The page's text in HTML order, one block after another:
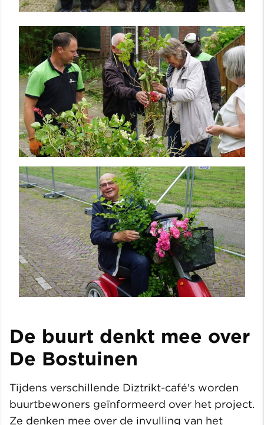
De buurt denkt mee over
De Bostuinen
Tijdens verschillende Diztrikt-café's worden
buurtbewoners geïnformeerd over het project.
Ze denken mee over de invulling van het